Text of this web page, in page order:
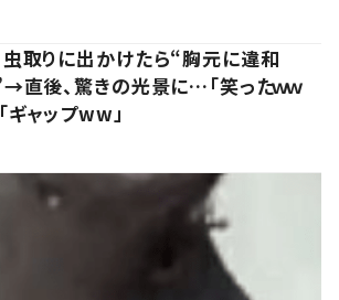
虫取りに出かけたら“胸元に違和
直後、驚きの光景に…「笑ったｗｗ
ギャップww」